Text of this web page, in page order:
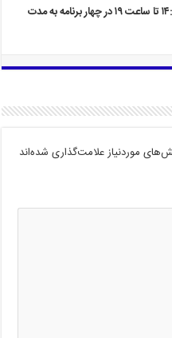
زمان برگزاری : ۲۹ مهرماه ۱۴۰۰ از ساعت ۱۴:۳۰ تا ساعت ۱۹ در چهار برنامه به مدت
موردنیاز علامت‌گذاری شده‌اند